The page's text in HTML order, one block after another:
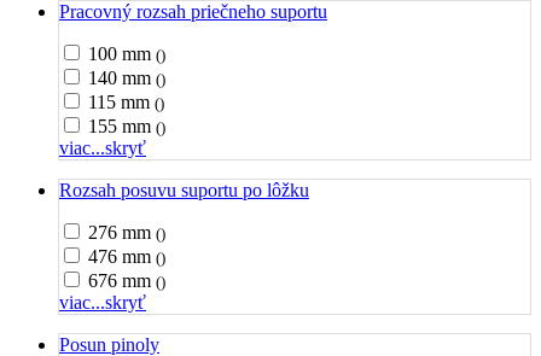
Pracovný rozsah priečneho suportu
100 mm ()
140 mm ()
115 mm ()
155 mm ()
viac...skryť
Rozsah posuvu suportu po lôžku
276 mm ()
476 mm ()
676 mm ()
viac...skryť
Posun pinoly